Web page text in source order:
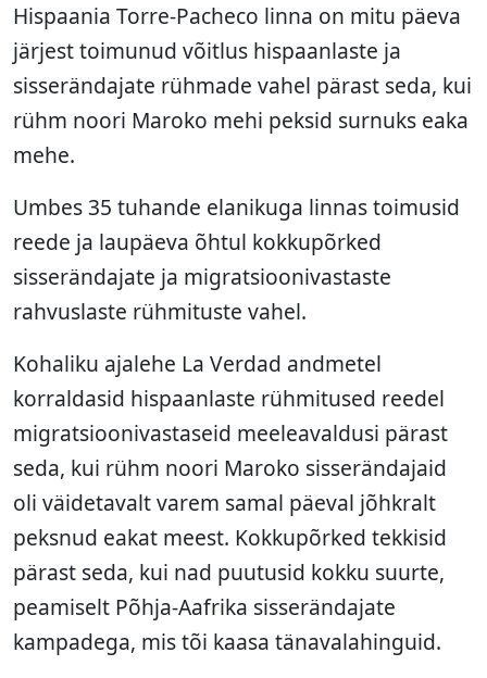
Hispaania Torre-Pacheco linna on mitu päeva
järjest toimunud võitlus hispaanlaste ja
sisserändajate rühmade vahel pärast seda, kui
rühm noori Maroko mehi peksid surnuks eaka
mehe.
Umbes 35 tuhande elanikuga linnas toimusid
reede ja laupäeva õhtul kokkupõrked
sisserändajate ja migratsioonivastaste
rahvuslaste rühmituste vahel.
Kohaliku ajalehe La Verdad andmetel
korraldasid hispaanlaste rühmitused reedel
migratsioonivastaseid meeleavaldusi pärast
seda, kui rühm noori Maroko sisserändajaid
oli väidetavalt varem samal päeval jõhkralt
peksnud eakat meest. Kokkupõrked tekkisid
pärast seda, kui nad puutusid kokku suurte,
peamiselt Põhja-Aafrika sisserändajate
kampadega, mis tõi kaasa tänavalahinguid.